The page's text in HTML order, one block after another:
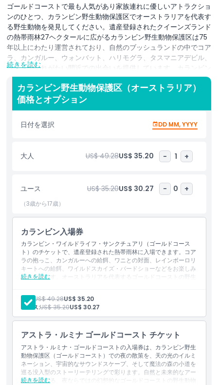
ゴールドコーストで最も人気があり家族連れに優しいアトラクショ
ンのひとつ、カランビン野生動物保護区でオーストラリアを代表す
る野生動物を発見してください。遺産登録されたクイーンズランド
の熱帯雨林27ヘクタールに広がるカランビン野生動物保護区は75
年以上にわたり運営されており、自然のブッシュランドの中でコア
ラ、カンガルー、ウォンバット、ハリモグラ、タスマニアデビル、
ワニとの忘れがたい間近での出会いを提供しています。カランビン
野生動物保護区（ゴールドコースト）のハイライトは、来場者が色
とりどりの群れに手で餌を与える世界的に有名なレインボーロリキ
ートの餌やりです。ワイルドスカイズのフリーフライトバードショ
ーでは、頭上を舞う雄大なワシを見ることができ、必見の体験で
す。家族はブリンキー・ビルのライブショー、インタラクティブな
水遊びゾーン、保護区内を巡る風光明媚なミニ蒸気機関車を楽しめ
野生動物病院があり、毎年50,000匹以上の動物を治療しており、
来場者は実際の保護とリハビリの活動を間近に見ることができま
パンダやキツネザルのような希少種がいるロストバレーも探検でき
ます。スリルを求める人はツリートップチャレンジのジップライン
やハイロープコースで冒険を追加できます。教育、保護、冒険を組
野生動物保護区のチケット、ゴールドコーストでのアクティビテ
ィ、家族向けの野生動物体験を探す旅行者にとって最良の選択肢で
含まれるもの
子供／大人ポリシー
除外事項
続きを読む
カランビン野生動物保護区（オーストラリア）
価格とオプション
日付を選択 DD MM, YYYY
大人 US$ 49.28US$ 35.20 - 1 +
ユース US$ 35.20US$ 30.27 - 0 +
（3歳から17歳）
カランビン入場券
カランビン・ワイルドライフ・サンクチュアリ（ゴールドコース
ト）のチケットで、遺産登録された熱帯雨林に入場できます。コア
ラの抱っこ、カンガルーへの給餌、ワニとの対面、レインボーロリ
キートへの給餌、ワイルドスカイズ・バードショーなどをお楽しみ
いただけます。オーストラリアを代表するゴールドコーストの野生
ます。
続きを読む
含まれるもの
カーラムビン・ワイルドライフ・サンクチュアリ 一般入場券
大人: US$ 49.28US$ 35.20
ユース:US$ 35.20US$ 30.27
アストラ・ルミナ ゴールドコースト チケット
アストラ・ルミナ・ゴールドコーストの入場券は、カランビン野生
動物保護区（ゴールドコースト）での夜の散策を、天の光のイルミ
ネーション、宇宙的なサウンドスケープ、そして魔法の森の小道を
巡る没入型のストーリーテリングで彩ります。自然と未来的なアー
トが融合する、夜ならではの幻想的なゴールドコーストの野生動物
続きを読む